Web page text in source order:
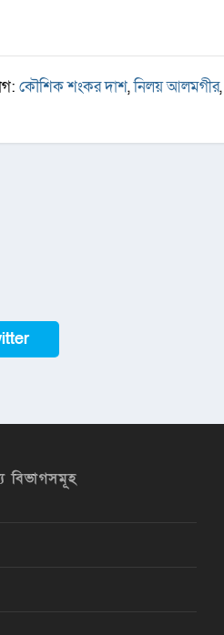
কৌশিক শংকর দাশ,নিলয় আলমগীর,
বিভাগসমূহ